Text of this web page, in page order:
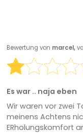
Bewertung von marcel,
Es war .. naja eben
Wir waren vor zwei
meinens Achtens
ERholungskomfort